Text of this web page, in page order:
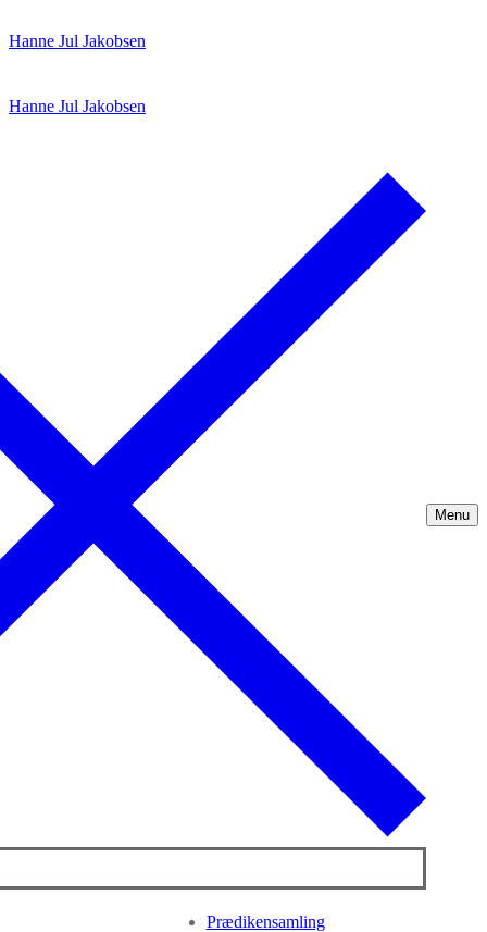
til
Hanne Jul Jakobsen
Hanne Jul Jakobsen
Menu
Prædikensamling